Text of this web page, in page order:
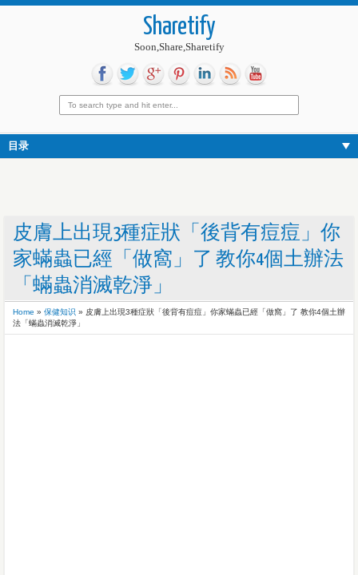
Sharetify
Soon,Share,Sharetify
目录
皮膚上出現3種症狀「後背有痘痘」你
家蟎蟲已經「做窩」了 教你4個土辦法
「蟎蟲消滅乾淨」
Home » 保健知识 » 皮膚上出現3種症狀「後背有痘痘」你家蟎蟲已經「做窩」了 教你4個土辦
法「蟎蟲消滅乾淨」